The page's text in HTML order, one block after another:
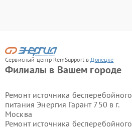
Сервисный центр RemSupport вДонецке
Филиалы в Вашем городе
Ремонт источника бесперебойного
питания Энергия Гарант 750 в г.
Москва
Ремонт источника бесперебойного